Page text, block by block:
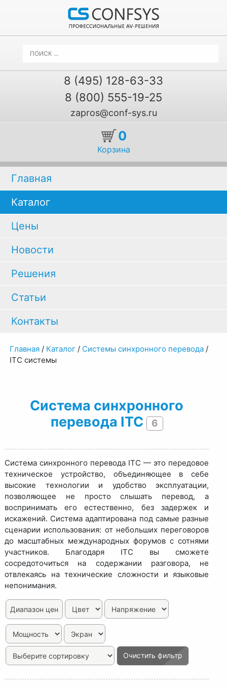
8 (495) 128-63-33
8 (800) 555-19-25
zapros@conf-sys.ru
0
Корзина
Главная
Каталог
Цены
Новости
Решения
Статьи
Контакты
Главная/ Каталог/ Системы синхронного перевода/
ITC системы
Система синхронного
перевода ITC
6
Система синхронного перевода ITC — это передовое
техническое устройство, объединяющее в себе
высокие технологии и удобство эксплуатации,
позволяющее не просто слышать перевод, а
воспринимать его естественно, без задержек и
искажений. Система адаптирована под самые разные
сценарии использования: от небольших переговоров
до масштабных международных форумов с сотнями
участников. Благодаря ITC вы сможете
сосредоточиться на содержании разговора, не
отвлекаясь на технические сложности и языковые
непонимания.
Диапазон цен
Очистить фильтр